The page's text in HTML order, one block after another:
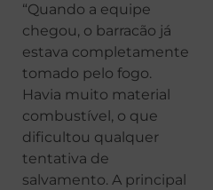
“Quando a equipe
chegou, o barracão já
estava completamente
tomado pelo fogo.
Havia muito material
combustível, o que
dificultou qualquer
tentativa de
salvamento. A principal